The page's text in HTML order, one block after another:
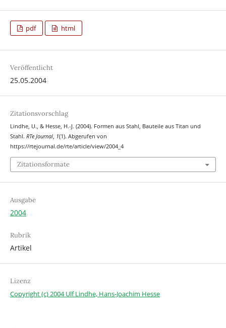
pdf html
Veröffentlicht
25.05.2004
Zitationsvorschlag
Lindhe, U., & Hesse, H.-J. (2004). Formen aus Stahl, Bauteile aus Titan und
Stahl. RTe Journal, 1(1). Abgerufen von
https://rtejournal.de/rte/article/view/2004_4
Zitationsformate
Ausgabe
2004
Rubrik
Artikel
Lizenz
Copyright (c) 2004 Ulf Lindhe, Hans-Joachim Hesse